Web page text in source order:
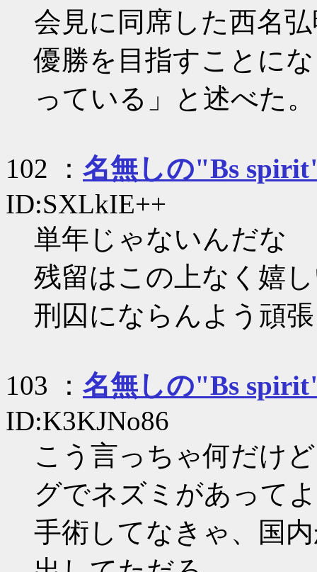
会見に同席した西名
優勝を目指すことに
っている」と述べた。
102 ： 名無しの"Bs
ID:SXLkIE++
単年じゃないんだな
残留はこの上なく嬉
刑囚にならんよう頑
103 ： 名無しの"Bs
ID:K3KJNo86
こう言っちゃ何だけ
グでネズミがあって
手術してなきゃ、国